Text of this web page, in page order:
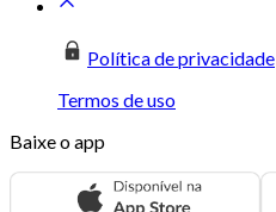
Política de privacidade
Termos de uso
Baixe o app